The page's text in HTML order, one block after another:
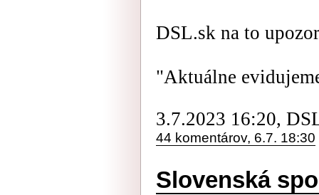
DSL.sk na to
"Aktuálne
3.7.2023 16:20,
44 komentárov, 6.7. 18:30
Slovenská